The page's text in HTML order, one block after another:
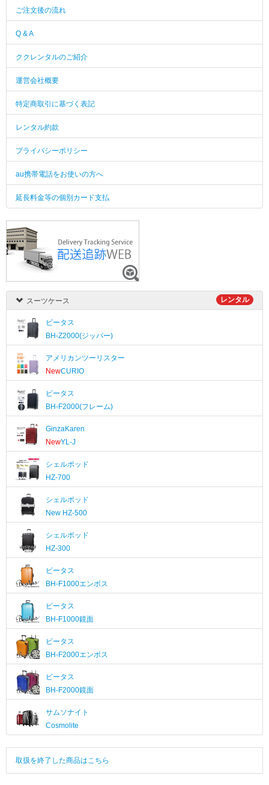
ご注文後の流れ
Q & A
ククレンタルのご紹介
運営会社概要
特定商取引に基づく表記
レンタル約款
プライバシーポリシー
au携帯電話をお使いの方へ
延長料金等の個別カード支払
スーツケース レンタル
ビータス
BH-Z2000(ジッパー)
アメリカンツーリスター
NewCURIO
ビータス
BH-F2000(フレーム)
GinzaKaren
NewYL-J
シェルポッド
HZ-700
シェルポッド
New HZ-500
シェルポッド
HZ-300
ビータス
BH-F1000エンボス
ビータス
BH-F1000鏡面
ビータス
BH-F2000エンボス
ビータス
BH-F2000鏡面
サムソナイト
Cosmolite
取扱を終了した商品はこちら